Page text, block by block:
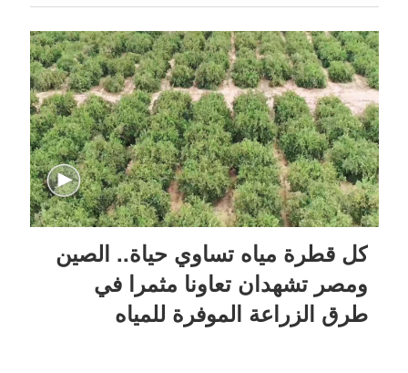
كل قطرة مياه تساوي حياة.. الصين
ومصر تشهدان تعاونا مثمرا في
طرق الزراعة الموفرة للمياه